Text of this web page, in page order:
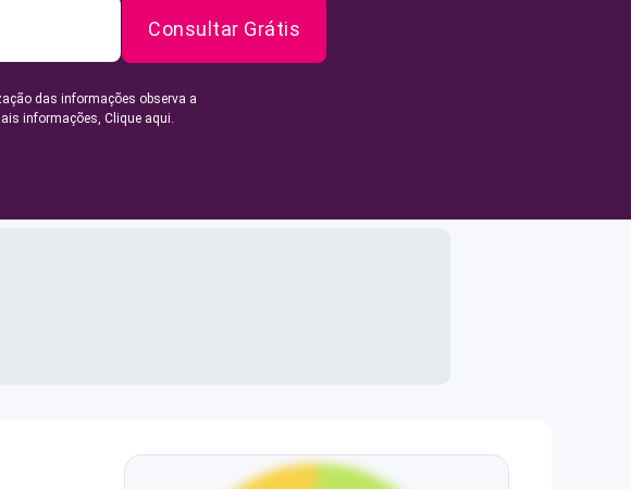
Consultar Grátis
das informações observa a
informações, Clique aqui.